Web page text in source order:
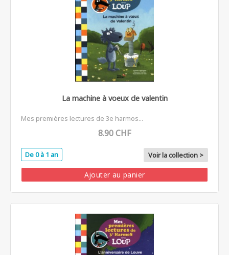
La machine à voeux de valentin
Mes premières lectures de 3e harmos...
8.90 CHF
De 0 à 1 an Voir la collection >
Ajouter au panier